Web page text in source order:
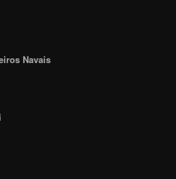
Navais